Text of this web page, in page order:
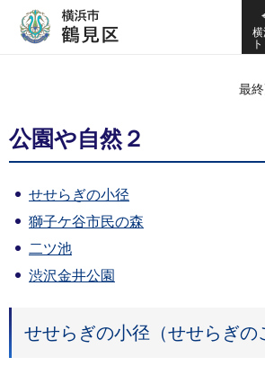
横
最
公園や自然２
せせらぎの小径
獅子ケ谷市民の森
二ツ池
渋沢金井公園
せせらぎの小径（せせらぎの